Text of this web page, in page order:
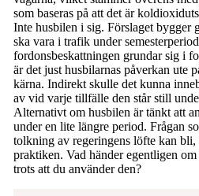
som baseras på att det är
Inte husbilen i sig. Förslaget bygger
ska vara i trafik under
fordonsbeskattningen grundar sig i
är det just husbilarnas påverkan ute
kärna. Indirekt skulle det kunna
av vid varje tillfälle den står still
Alternativt om husbilen är tänkt att
under en lite längre period. Frågan
tolkning av regeringens löfte kan
praktiken. Vad händer egentligen
trots att du använder den?